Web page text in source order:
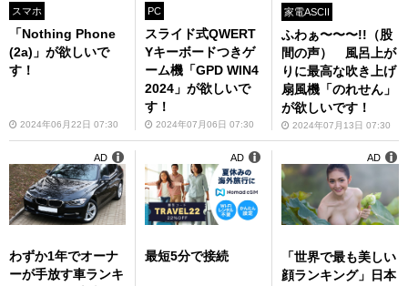
スマホ
「Nothing Phone
(2a)」が欲しいで
す！
2024年06月22日 07:30
PC
スライド式QWERT
Yキーボードつきゲ
ーム機「GPD WIN4
2024」が欲しいで
す！
2024年07月06日 07:30
家電ASCII
ふわぁ〜〜〜!!（股
間の声） 風呂上が
りに最高な吹き上げ
扇風機「のれせん」
が欲しいです！
2024年07月13日 07:30
わずか1年でオーナ
ーが手放す車ランキ
AD
最短5分で接続
AD
「世界で最も美しい
顔ランキング」日本
AD